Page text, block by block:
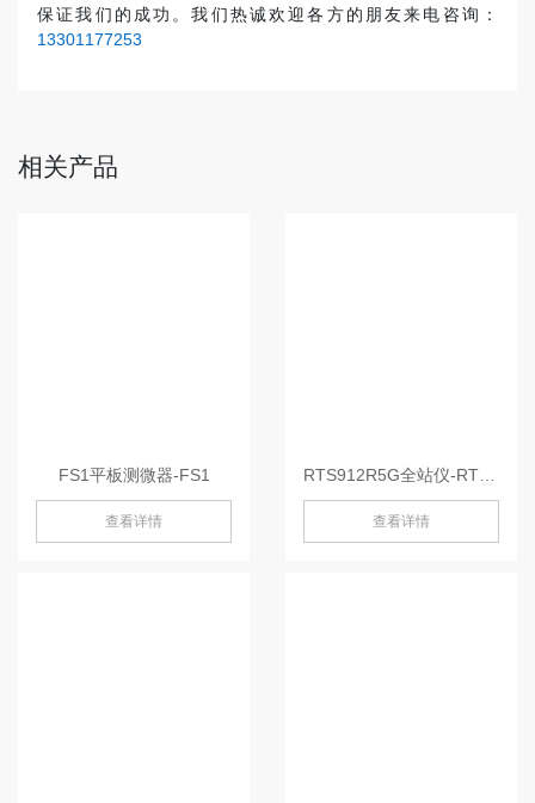
保证我们的成功。我们热诚欢迎各方的朋友来电咨询：
13301177253
相关产品
FS1平板测微器-FS1
查看详情 查看详情